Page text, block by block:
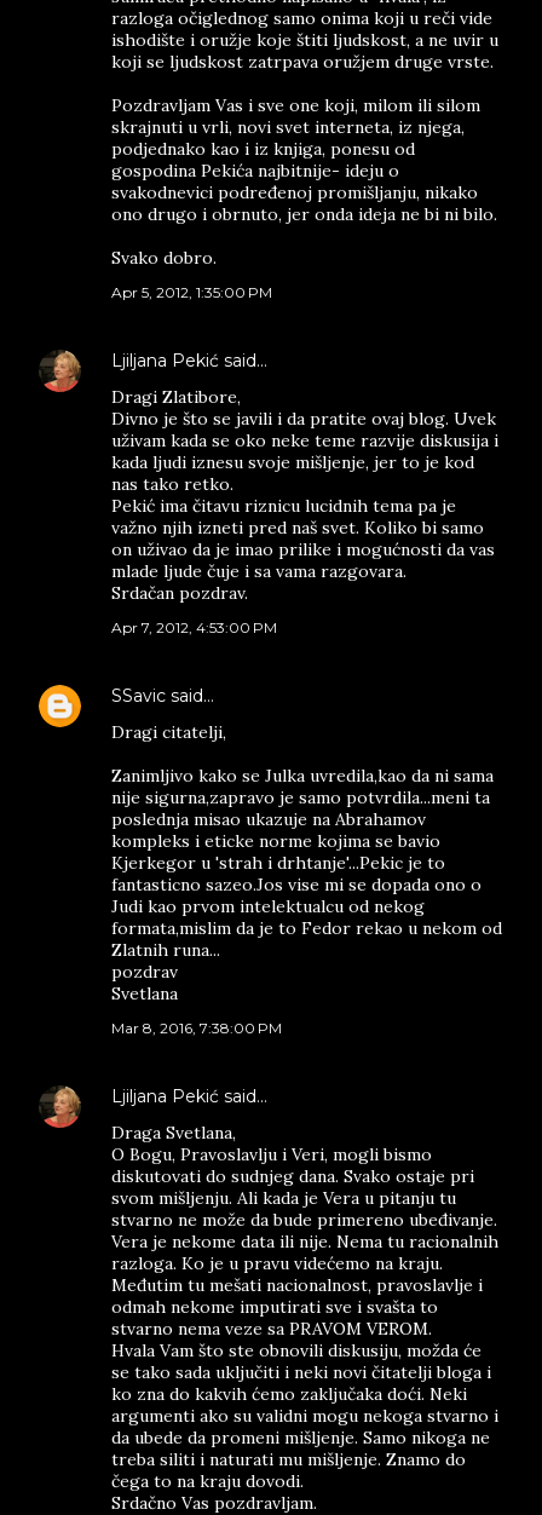
razloga očiglednog samo onima koji u reči vide
ishodište i oružje koje štiti ljudskost, a ne uvir u
koji se ljudskost zatrpava oružjem druge vrste.
Pozdravljam Vas i sve one koji, milom ili silom
skrajnuti u vrli, novi svet interneta, iz njega,
podjednako kao i iz knjiga, ponesu od
gospodina Pekića najbitnije- ideju o
svakodnevici podređenoj promišljanju, nikako
ono drugo i obrnuto, jer onda ideja ne bi ni bilo.
Svako dobro.
Apr 5, 2012, 1:35:00 PM
Ljiljana Pekić said…
Dragi Zlatibore,
Divno je što se javili i da pratite ovaj blog. Uvek
uživam kada se oko neke teme razvije diskusija i
kada ljudi iznesu svoje mišljenje, jer to je kod
nas tako retko.
Pekić ima čitavu riznicu lucidnih tema pa je
važno njih izneti pred naš svet. Koliko bi samo
on uživao da je imao prilike i mogućnosti da vas
mlade ljude čuje i sa vama razgovara.
Srdačan pozdrav.
Apr 7, 2012, 4:53:00 PM
SSavic said…
Dragi citatelji,
Zanimljivo kako se Julka uvredila,kao da ni sama
nije sigurna,zapravo je samo potvrdila...meni ta
poslednja misao ukazuje na Abrahamov
kompleks i eticke norme kojima se bavio
Kjerkegor u 'strah i drhtanje'...Pekic je to
fantasticno sazeo.Jos vise mi se dopada ono o
Judi kao prvom intelektualcu od nekog
formata,mislim da je to Fedor rekao u nekom od
Zlatnih runa...
pozdrav
Svetlana
Mar 8, 2016, 7:38:00 PM
Ljiljana Pekić said…
Draga Svetlana,
O Bogu, Pravoslavlju i Veri, mogli bismo
diskutovati do sudnjeg dana. Svako ostaje pri
svom mišljenju. Ali kada je Vera u pitanju tu
stvarno ne može da bude primereno ubeđivanje.
Vera je nekome data ili nije. Nema tu racionalnih
razloga. Ko je u pravu videćemo na kraju.
Međutim tu mešati nacionalnost, pravoslavlje i
odmah nekome imputirati sve i svašta to
stvarno nema veze sa PRAVOM VEROM.
Hvala Vam što ste obnovili diskusiju, možda će
se tako sada uključiti i neki novi čitatelji bloga i
ko zna do kakvih ćemo zaključaka doći. Neki
argumenti ako su validni mogu nekoga stvarno i
da ubede da promeni mišljenje. Samo nikoga ne
treba siliti i naturati mu mišljenje. Znamo do
čega to na kraju dovodi.
Srdačno Vas pozdravljam.